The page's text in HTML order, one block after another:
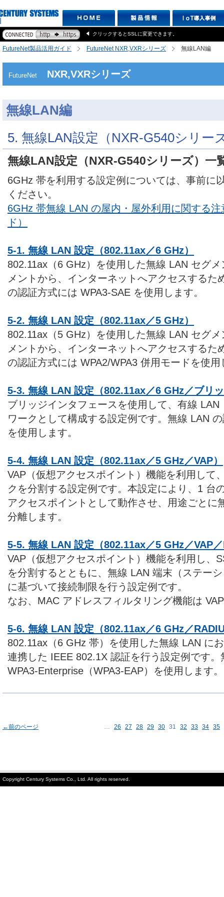
クリックするとSSLに変更できます。
FutureNet製品活用ガイド FutureNet NXR,VXRシリーズ 無線LAN編
FutureNet NXR,VXRシリーズ
無線LAN編
5. 無線LAN設定（NXR-G540シリー
無線LAN設定（NXR-G540シリーズ）一
6GHz 帯を利用する設定例については、事前に
ください。
6GHz 帯無線 LAN の屋内・屋外利用に関する
ド）
5-1. 無線 LAN 設定（802.11ax／6 GHz）
802.11ax（6 GHz）を使用した無線 LAN セグ
メントから、インターネットへアクセスするた
の認証方式には WPA3-SAE を使用します。
5-2. 無線 LAN 設定（802.11ax／5 GHz）
802.11ax（5 GHz）を使用した無線 LAN セグ
メントから、インターネットへアクセスするた
の認証方式には WPA2/WPA3 併用モードを使用
5-3. 無線 LAN 設定（802.11ax／6 GHz／ブリ
ブリッジインタフェースを使用して、有線
ワークとして構成する設定例です。無線 LAN
を使用します。
5-4. 無線 LAN 設定（802.11ax／5 GHz／VAP）
VAP（仮想アクセスポイント）機能を利用して
クを分割する設定例です。本設定により、1 台
アクセスポイントとして動作させ、用途ごとに
分離します。
5-5. 無線 LAN 設定（802.11ax／5 GHz／VAP
VAP（仮想アクセスポイント）機能を利用し、
を分割するとともに、無線 LAN 端末（ステー
に基づいて接続制限を行う設定例です。
なお、MAC アドレスフィルタリング機能は
5-6. 無線 LAN 設定（802.11ax／6 GHz／
802.11ax（6 GHz 帯）を使用した無線 LAN に
連携した IEEE 802.1X 認証を行う設定例です
WPA3-Enterprise（WPA3-EAP）を使用します。
←前のページ … 26 27 28 29 30 31 32 33 34 35
Copyright Century Systems Co., Ltd. All rights reserved.